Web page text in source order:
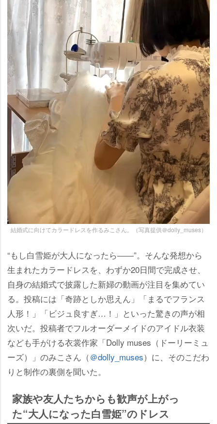
結婚式に向けてカラードレスを作るみこさん。（写真提供＠dolly_muses）
“もし白雪姫が大人になったら――”。そんな発想から
生まれたカラードレスを、わずか20日間で完成させ、
自身の結婚式で披露した新婦の動画が注目を集めてい
る。投稿には「奇跡としか思えん」「まるでフランス
人形！」「ビジュ良すぎ…！」といった驚きの声が相
次いだ。投稿者でフルオーダーメイドのアイドル衣装
なども手がける衣裳作家「Dolly muses（ドーリーミュ
ーズ）」のみこさん（＠dolly_muses）に、そのこだわ
りと制作の裏側を聞いた。
家族や友人たちからも歓声が上がっ
た“大人になった白雪姫”のドレス